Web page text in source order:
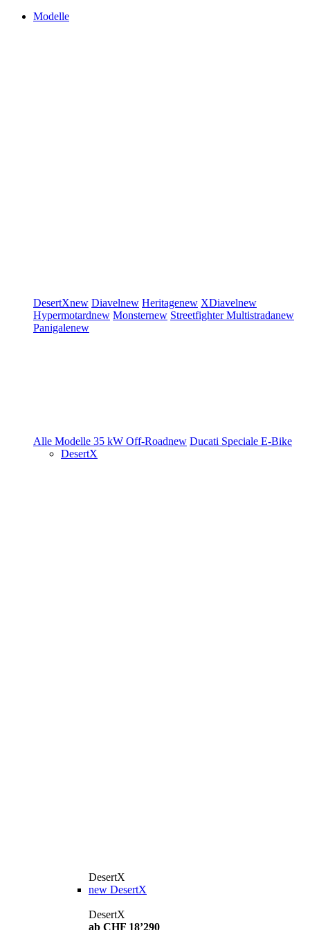
Modelle
DesertXnew Diavelnew Heritagenew XDiavelnew
Hypermotardnew Monsternew StreetfighterMultistradanew
Panigalenew
Alle Modelle 35 kW Off-Roadnew Ducati Speciale E-Bike
DesertX
DesertX
new DesertX
DesertX
ab CHF 18’290